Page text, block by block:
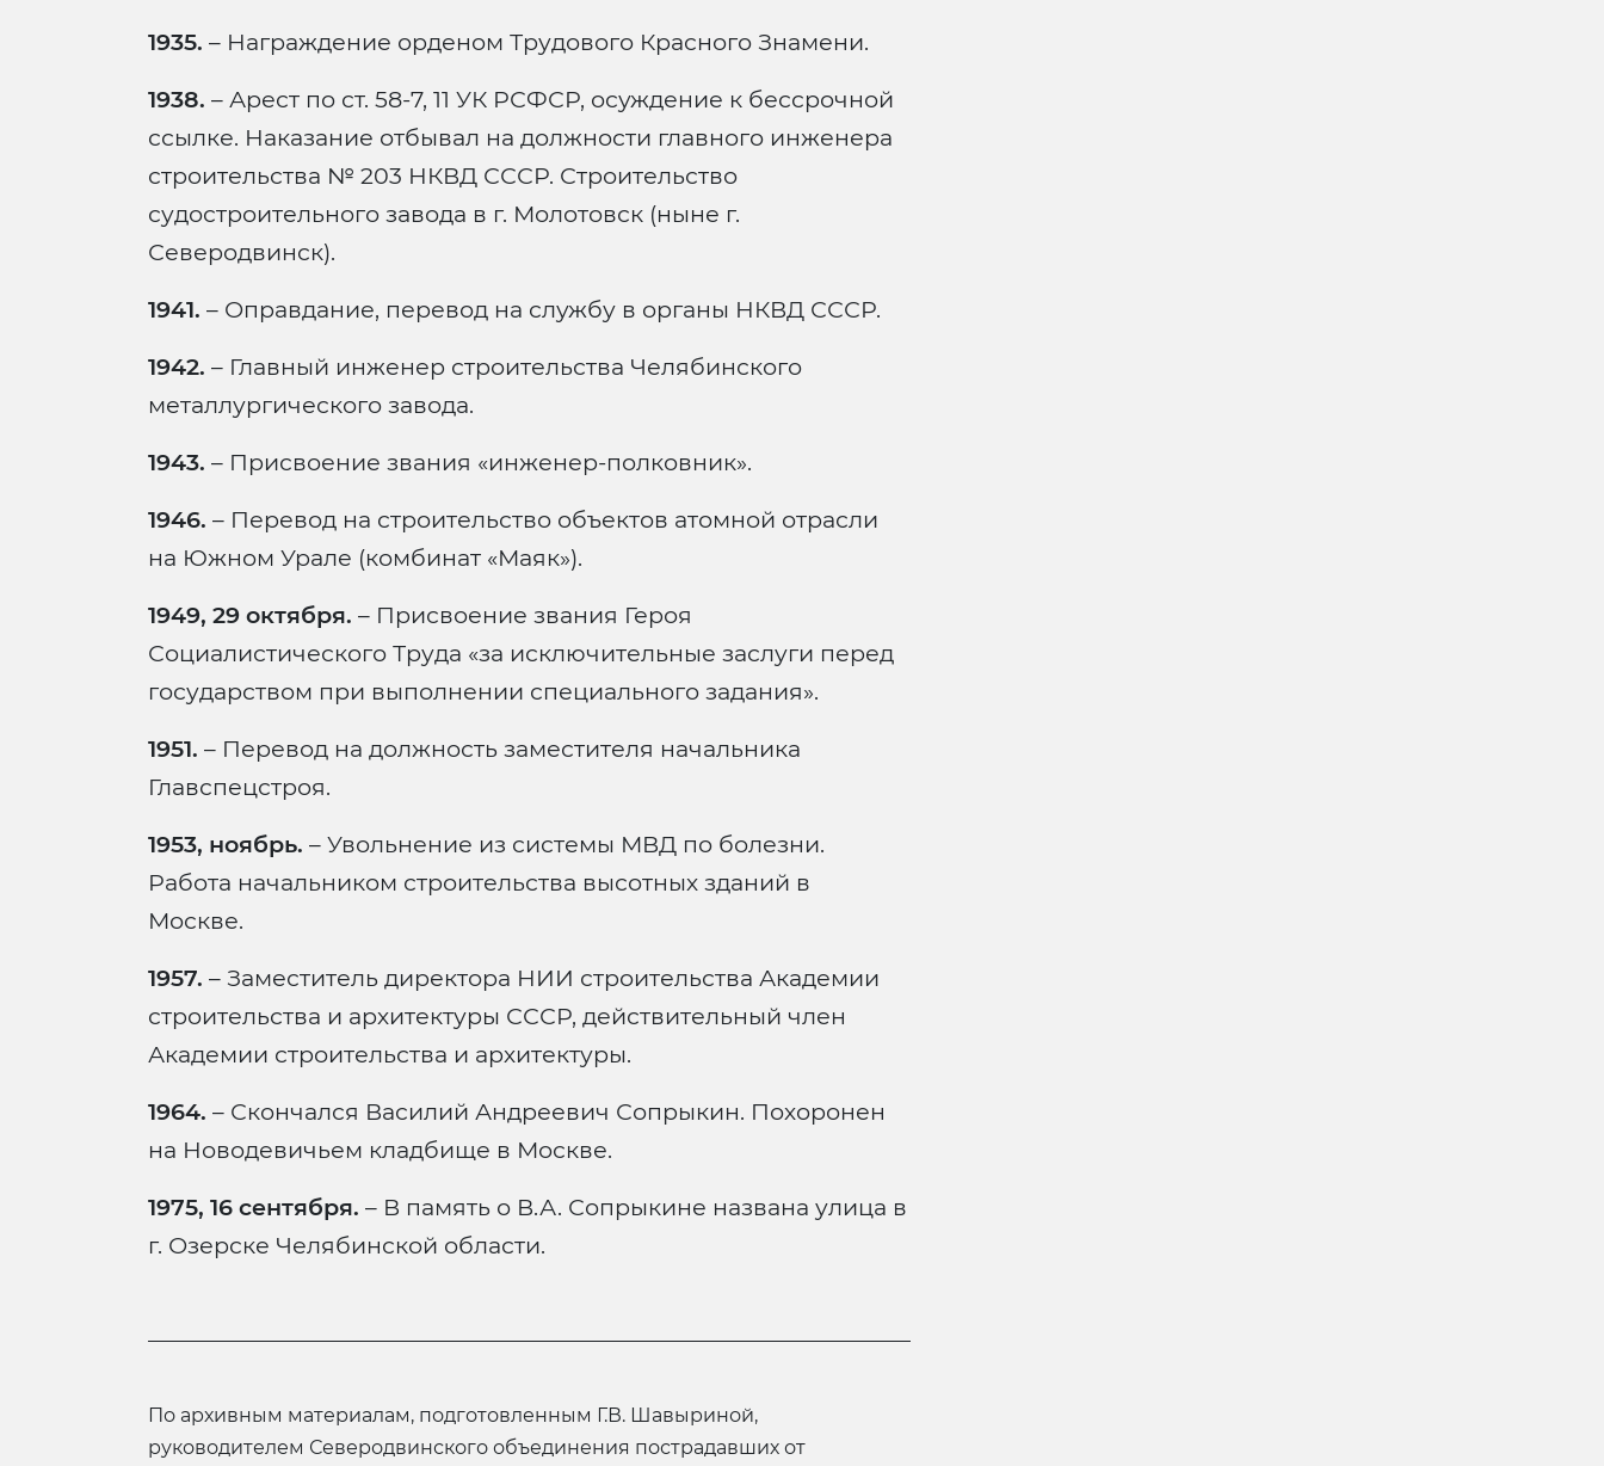
1935. – Награждение орденом Трудового Красного Знамени.
1938. – Арест по ст. 58-7, 11 УК РСФСР, осуждение к бессрочной
ссылке. Наказание отбывал на должности главного инженера
строительства № 203 НКВД СССР. Строительство
судостроительного завода в г. Молотовск (ныне г.
Северодвинск).
1941. – Оправдание, перевод на службу в органы НКВД СССР.
1942. – Главный инженер строительства Челябинского
металлургического завода.
1943. – Присвоение звания «инженер-полковник».
1946. – Перевод на строительство объектов атомной отрасли
на Южном Урале (комбинат «Маяк»).
1949, 29 октября. – Присвоение звания Героя
Социалистического Труда «за исключительные заслуги перед
государством при выполнении специального задания».
1951. – Перевод на должность заместителя начальника
Главспецстроя.
1953, ноябрь. – Увольнение из системы МВД по болезни.
Работа начальником строительства высотных зданий в
Москве.
1957. – Заместитель директора НИИ строительства Академии
строительства и архитектуры СССР, действительный член
Академии строительства и архитектуры.
1964. – Скончался Василий Андреевич Сопрыкин. Похоронен
на Новодевичьем кладбище в Москве.
1975, 16 сентября. – В память о В.А. Сопрыкине названа улица в
г. Озерске Челябинской области.
по архивным материалам, подготовленным Г.В. Шавыриной,
руководителем Северодвинского объединения пострадавших от